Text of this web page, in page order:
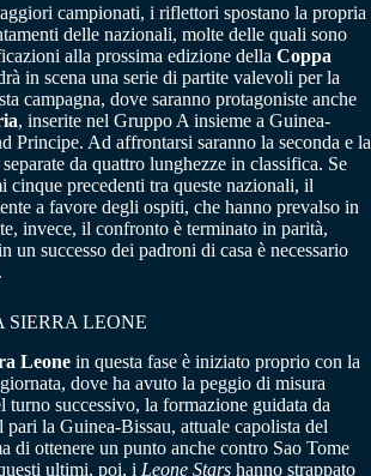
campionati, i riflettori spostano la propria
delle nazionali, molte delle quali sono
alla prossima edizione della Coppa
in scena una serie di partite valevoli per la
campagna, dove saranno protagoniste anche
, inserite nel Gruppo A insieme a Guinea-
Principe. Ad affrontarsi saranno la seconda e la
da quattro lunghezze in classifica. Se
cinque precedenti tra queste nazionali, il
a favore degli ospiti, che hanno prevalso in
invece, il confronto è terminato in parità,
un successo dei padroni di casa è necessario
LEONE
Leone in questa fase è iniziato proprio con la
dove ha avuto la peggio di misura
turno successivo, la formazione guidata da
pari la Guinea-Bissau, attuale capolista del
di ottenere un punto anche contro Sao Tome
ultimi, poi, i Leone Stars hanno strappato